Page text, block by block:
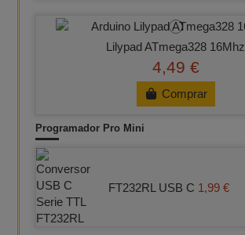
Lilypad ATmega328 16Mhz
4,49 €
Comprar
Programador Pro Mini
FT232RL USB C 1,99 €